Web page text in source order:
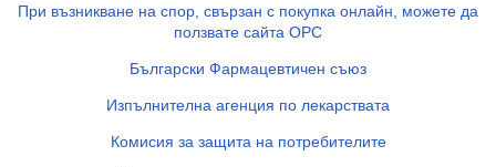
При възникване на спор, свързан с покупка онлайн, можете да
ползвате сайта ОРС
Български Фармацевтичен съюз
Изпълнителна агенция по лекарствата
Комисия за защита на потребителите